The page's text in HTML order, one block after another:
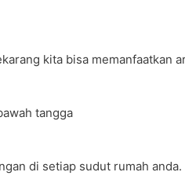
kita bisa
di setiap sudut rumah